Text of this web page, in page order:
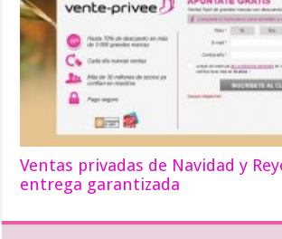
Ventas privadas de Navidad y
entrega garantizada